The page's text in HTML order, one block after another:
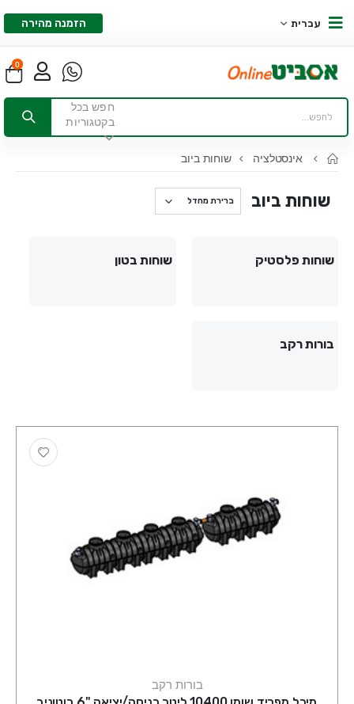
עברית הזמנה מהירה
0
חפש בכל
בקטגוריות
אינסטלציה שוחות ביוב
שוחות ביוב
שוחות פלסטיק שוחות בטון
בורות רקב
בורות רקב